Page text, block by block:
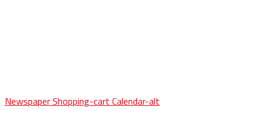
NewspaperShopping-cart Calendar-alt